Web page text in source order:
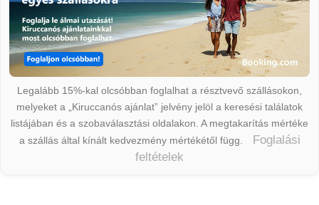
Legalább 15%-kal olcsóbban foglalhat a résztvevő szállásokon,
melyeket a „Kiruccanós ajánlat” jelvény jelöl a keresési találatok
listájában és a szobaválasztási oldalakon. A megtakarítás mértéke
a szállás által kínált kedvezmény mértékétől függ.
Foglalási
feltételek